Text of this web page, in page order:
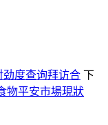
度查询拜访合 下
物平安市場現狀